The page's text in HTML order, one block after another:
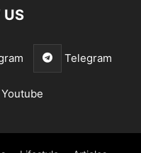
US
Telegram
Youtube